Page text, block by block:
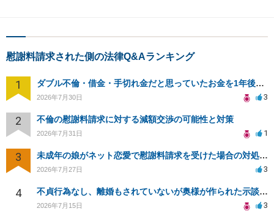
慰謝料請求された側の法律Q&Aランキング
1 ダブル不倫・借金・手切れ金だと思っていたお金を1年後いまさら脅迫罪として通知書が来てまとめて請求
2026年7月30日 3
2 不倫の慰謝料請求に対する減額交渉の可能性と対策
2026年7月31日 1
3 未成年の娘がネット恋愛で慰謝料請求を受けた場合の対処法は？
2026年7月27日 3
4 不貞行為なし、離婚もされていないが奥様が作られた示談書にサインをしてしまいました。効力はありますか？
2026年7月15日 3